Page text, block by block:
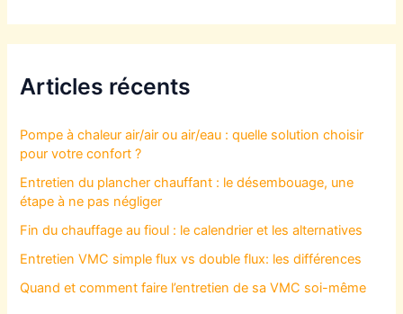
Articles récents
Pompe à chaleur air/air ou air/eau : quelle solution choisir
pour votre confort ?
Entretien du plancher chauffant : le désembouage, une
étape à ne pas négliger
Fin du chauffage au fioul : le calendrier et les alternatives
Entretien VMC simple flux vs double flux: les différences
Quand et comment faire l’entretien de sa VMC soi-même